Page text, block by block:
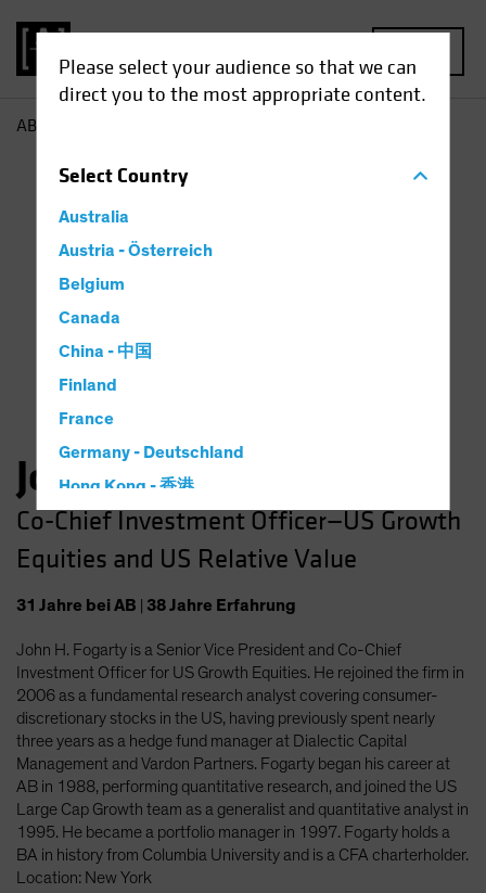
Please select your audience so that we can
direct you to the most appropriate content.
SelectCountry
Australia
Austria - Österreich
Belgium
Canada
China - 中国
Finland
France
Germany - Deutschland
Hong Kong - 香港
Hungary
Iceland
Latin America
Luxembourg and Other EMEA
Netherlands
New Zealand
Norway
Other Asia-Pacific
Poland
AB
John H. Fogarty, CFA
Co-Chief Investment Officer—US Growth
Equities and US Relative Value
31 Jahre bei AB 38Jahre Erfahrung
John H. Fogarty is a Senior Vice President and Co-Chief
Investment Officer for US Growth Equities. He rejoined the firm in
2006 as a fundamental research analyst covering consumer-
discretionary stocks in the US, having previously spent nearly
three years as a hedge fund manager at Dialectic Capital
Management and Vardon Partners. Fogarty began his career at
AB in 1988, performing quantitative research, and joined the US
Large Cap Growth team as a generalist and quantitative analyst in
1995. He became a portfolio manager in 1997. Fogarty holds a
BA in history from Columbia University and is a CFA charterholder.
Location: New York